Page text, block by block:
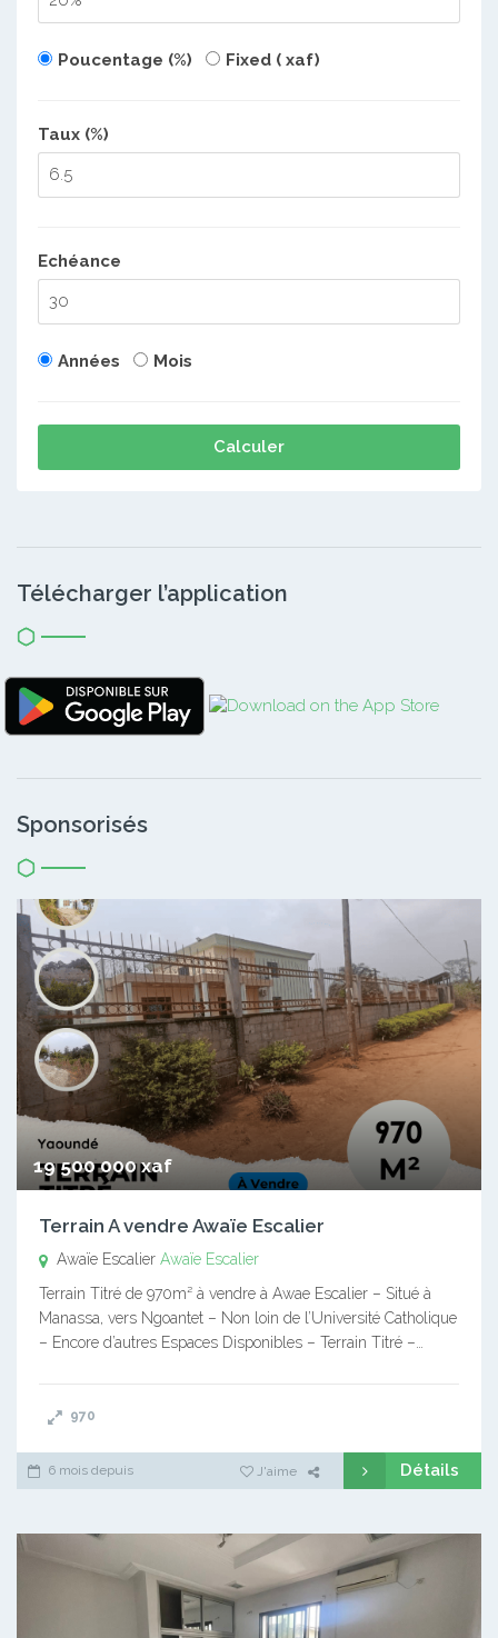
Poucentage (%) Fixed ( xaf)
Taux (%)
Echéance
Années Mois
Calculer
Télécharger l’application
Sponsorisés
19 500 000 xaf
Terrain A vendre Awaïe Escalier
Awaïe Escalier Awaïe Escalier
Terrain Titré de 970m² à vendre à Awae Escalier – Situé à
Manassa, vers Ngoantet – Non loin de l’Université Catholique
– Encore d’autres Espaces Disponibles – Terrain Titré –…
970
6 mois depuis J'aime Détails